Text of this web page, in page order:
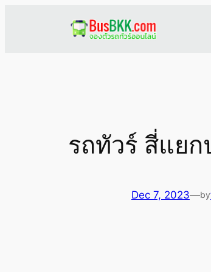
รถทัวร์ สี่แย
Dec 7, 2023—by